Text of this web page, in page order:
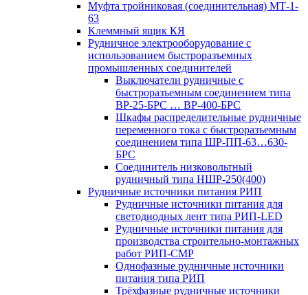
Муфта тройниковая (соединительная) МТ-1-
63
Клеммный ящик КЯ
Рудничное электрооборудование с
использованием быстроразъемных
промышленных соединителей
Выключатели рудничные с
быстроразъемным соединением типа
ВР-25-БРС … ВР-400-БРС
Шкафы распределительные рудничные
переменного тока с быстроразъемным
соединением типа ШР-ПП-63…630-
БРС
Соединитель низковольтный
рудничный типа НШР-250(400)
Рудничные источники питания РИП
Рудничные источники питания для
светодиодных лент типа РИП-LED
Рудничные источники питания для
производства строительно-монтажных
работ РИП-СМР
Однофазные рудничные источники
питания типа РИП
Трёхфазные рудничные источники